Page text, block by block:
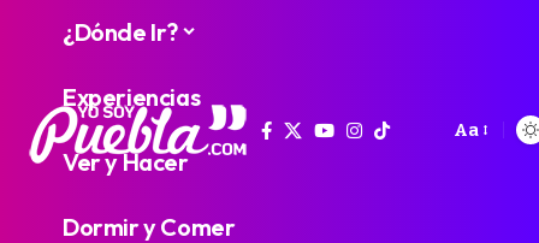
¿Dónde Ir?
Experiencias
Ver y Hacer
Dormir y Comer
Aa